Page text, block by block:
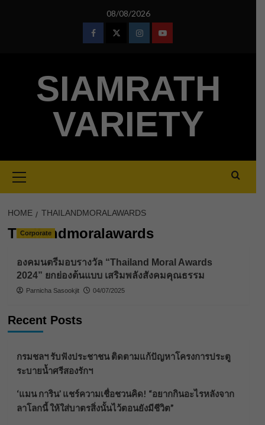
08/08/2026
FacebookTwitterInstagramYoutube
SIAMRATH
VARIETY
Menu
HOME THAILANDMORALAWARDS
Thailandmoralawards
Corporate
องคมนตรีมอบรางวัล “Thailand Moral Awards
2024” ยกย่องต้นแบบ เสริมพลังสังคมคุณธรรม
Parnicha Sasookjit 04/07/2025
Recent Posts
กรมชลฯ รับฟังประชาชน ติดตามแก้ปัญหาโครงการประตู
ระบายน้ำศรีสองรักฯ
‘แมน การิน’ แชร์ความเชื่อชวนคิด! “อยากกินอะไรหลังจาก
ลาโลกนี้ ให้ใส่บาตรสิ่งนั้นไว้ตอนยังมีชีวิต”